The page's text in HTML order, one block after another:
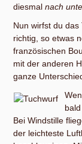
diesmalnach
Nun wirfst du
richtig, so etwas
französischen
mit der anderen
ganze
Bei Windstille
der leichteste